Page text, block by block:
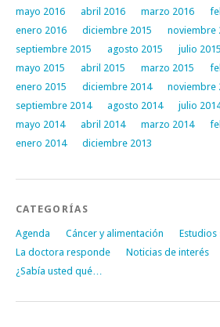
mayo 2016
abril 2016 marzo 2016
enero 2016
diciembre 2015 noviembre
septiembre 2015
agosto 2015 julio 2015
mayo 2015
abril 2015 marzo 2015
enero 2015
diciembre 2014 noviembre
septiembre 2014
agosto 2014 julio
mayo 2014
abril 2014 marzo 2014
enero 2014
diciembre 2013
CATEGORÍAS
Agenda Cáncer y alimentación
La doctora responde
Noticias de interés
¿Sabía usted qué…